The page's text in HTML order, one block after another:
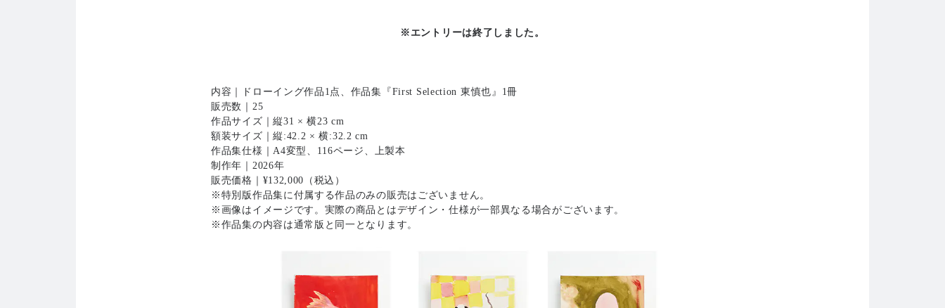
※エントリーは終了しました。
内容｜ドローイング作品1点、作品集『First Selection 東慎也』1冊
販売数｜25
作品サイズ｜縦31 × 横23 cm
額装サイズ｜縦:42.2 × 横:32.2 cm
作品集仕様｜A4変型、116ページ、上製本
制作年｜2026年
販売価格｜¥132,000（税込）
※特別版作品集に付属する作品のみの販売はございません。
※画像はイメージです。実際の商品とはデザイン・仕様が一部異なる場合がございます。
※作品集の内容は通常版と同一となります。